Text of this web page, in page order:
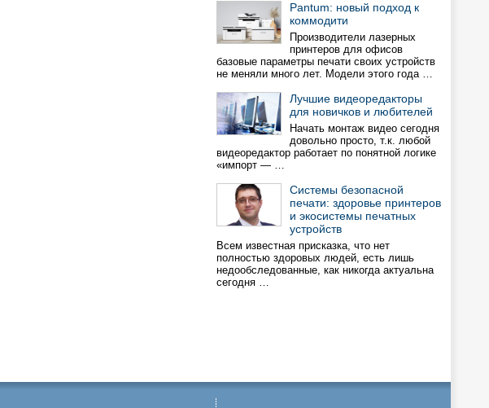
Pantum: новый подход к
коммодити
Производители лазерных
принтеров для офисов
базовые параметры печати своих устройств
не меняли много лет. Модели этого года …
Лучшие видеоредакторы
для новичков и любителей
Начать монтаж видео сегодня
довольно просто, т.к. любой
видеоредактор работает по понятной логике
«импорт — …
Системы безопасной
печати: здоровье принтеров
и экосистемы печатных
устройств
Всем известная присказка, что нет
полностью здоровых людей, есть лишь
недообследованные, как никогда актуальна
сегодня …